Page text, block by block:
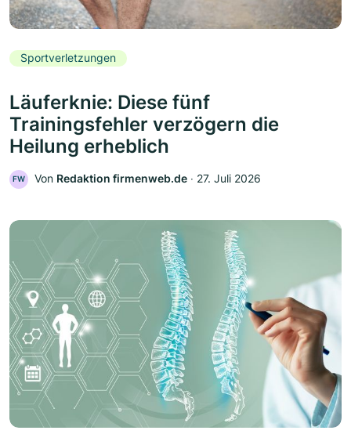
Sportverletzungen
Läuferknie: Diese fünf
Trainingsfehler verzögern die
Heilung erheblich
FW Von Redaktion firmenweb.de ‧ 27. Juli 2026